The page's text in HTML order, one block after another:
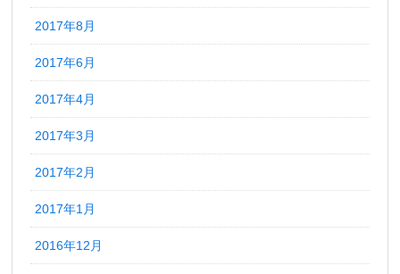
2017年8月
2017年6月
2017年4月
2017年3月
2017年2月
2017年1月
2016年12月